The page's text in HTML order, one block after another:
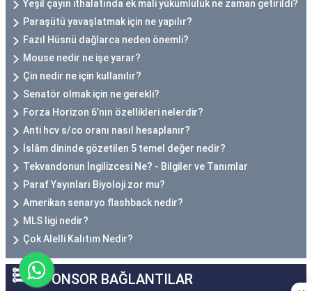
Yeşil çayın ithalatında ek mali yükümlülük ne zaman getirildi?
Paraşütü yavaşlatmak için ne yapılır?
Fazıl Hüsnü dağlarca neden önemli?
Mouse nedir ne işe yarar?
Çin nedir ne için kullanılır?
Senatör olmak için ne gerekli?
Forza Horizon 6’nın özellikleri nelerdir?
Anti hcv s/co oranı nasıl hesaplanır?
İslâm dininde gözetilen 5 temel değer nedir?
Tekvandonun İngilizcesi Ne? - Bilgiler ve Tanımlar
Paraf Yayınları Biyoloji zor mu?
Amerikan senaryo flashback nedir?
MLS ligi nedir?
Çok Alelli Kalıtım Nedir?
SPONSOR BAĞLANTILAR